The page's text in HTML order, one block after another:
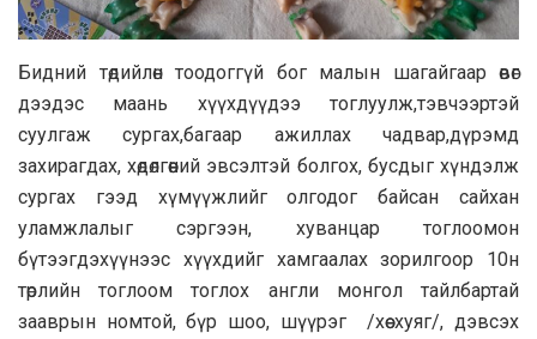
Бидний төдийлөн тоодоггүй бог малын шагайгаар өвөг
дээдэс маань хүүхдүүдээ тоглуулж,тэвчээртэй
суулгаж сургах,багаар ажиллах чадвар,дүрэмд
захирагдах, хөдөлгөөний эвсэлтэй болгох, бусдыг хүндэлж
сургах гээд хүмүүжлийг олгодог байсан сайхан
уламжлалыг сэргээн, хуванцар тоглоомон
бүтээгдэхүүнээс хүүхдийг хамгаалах зорилгоор 10н
төрлийн тоглоом тоглох англи монгол тайлбартай
зааврын номтой, бүр шоо, шүүрэг /хөө хуяг/, дэвсэх